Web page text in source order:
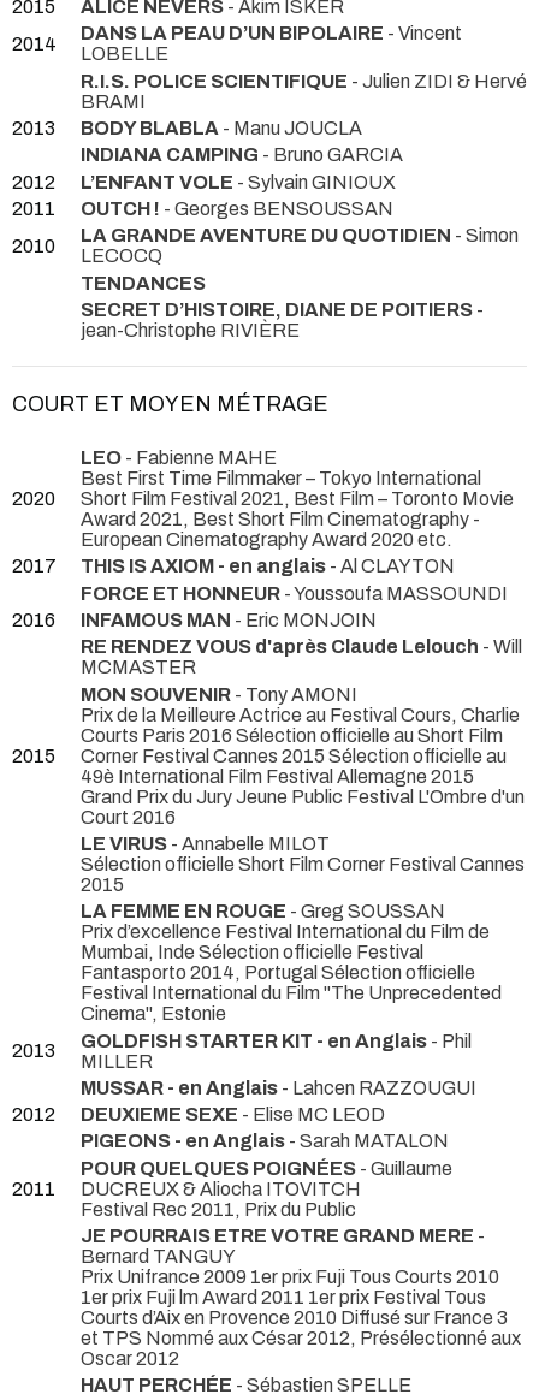
2015
ALICE NEVERS - Akim ISKER
2014
DANS LA PEAU D’UN BIPOLAIRE - Vincent
LOBELLE
R.I.S. POLICE SCIENTIFIQUE - Julien ZIDI & Hervé
BRAMI
2013
BODY BLABLA - Manu JOUCLA
INDIANA CAMPING - Bruno GARCIA
2012
L’ENFANT VOLE - Sylvain GINIOUX
2011
OUTCH ! - Georges BENSOUSSAN
2010
LA GRANDE AVENTURE DU QUOTIDIEN - Simon
LECOCQ
TENDANCES
SECRET D’HISTOIRE, DIANE DE POITIERS -
jean-Christophe RIVIÈRE
COURT ET MOYEN MÉTRAGE
2020
LEO - Fabienne MAHE
Best First Time Filmmaker – Tokyo International
Short Film Festival 2021, Best Film – Toronto Movie
Award 2021, Best Short Film Cinematography -
European Cinematography Award 2020 etc.
2017
THIS IS AXIOM - en anglais - Al CLAYTON
FORCE ET HONNEUR - Youssoufa MASSOUNDI
2016
INFAMOUS MAN - Eric MONJOIN
RE RENDEZ VOUS d'après Claude Lelouch - Will
MCMASTER
2015
MON SOUVENIR - Tony AMONI
Prix de la Meilleure Actrice au Festival Cours, Charlie
Courts Paris 2016 Sélection officielle au Short Film
Corner Festival Cannes 2015 Sélection officielle au
49è International Film Festival Allemagne 2015
Grand Prix du Jury Jeune Public Festival L'Ombre d'un
Court 2016
LE VIRUS - Annabelle MILOT
Sélection officielle Short Film Corner Festival Cannes
2015
LA FEMME EN ROUGE - Greg SOUSSAN
Prix d’excellence Festival International du Film de
Mumbai, Inde Sélection officielle Festival
Fantasporto 2014, Portugal Sélection officielle
Festival International du Film "The Unprecedented
Cinema", Estonie
2013
GOLDFISH STARTER KIT - en Anglais - Phil
MILLER
MUSSAR - en Anglais - Lahcen RAZZOUGUI
2012
DEUXIEME SEXE - Elise MC LEOD
PIGEONS - en Anglais - Sarah MATALON
2011
POUR QUELQUES POIGNÉES - Guillaume
DUCREUX & Aliocha ITOVITCH
Festival Rec 2011, Prix du Public
JE POURRAIS ETRE VOTRE GRAND MERE -
Bernard TANGUY
Prix Unifrance 2009 1er prix Fuji Tous Courts 2010
1er prix Fuji lm Award 2011 1er prix Festival Tous
Courts d’Aix en Provence 2010 Diffusé sur France 3
et TPS Nommé aux César 2012, Présélectionné aux
Oscar 2012
HAUT PERCHÉE - Sébastien SPELLE